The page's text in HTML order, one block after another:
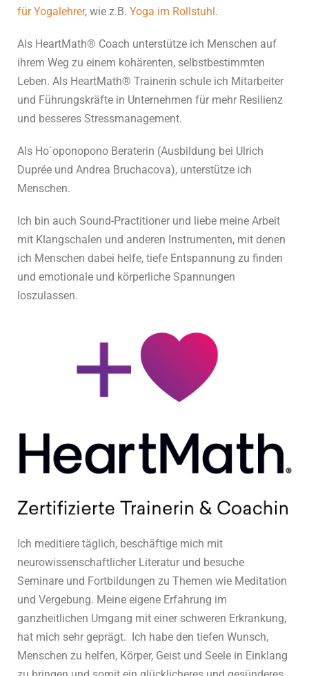
für Yogalehrer, wie z.B. Yoga im Rollstuhl.
Als HeartMath® Coach unterstütze ich Menschen auf
ihrem Weg zu einem kohärenten, selbstbestimmten
Leben. Als HeartMath® Trainerin schule ich Mitarbeiter
und Führungskräfte in Unternehmen für mehr Resilienz
und besseres Stressmanagement.
Als Ho`oponopono Beraterin (Ausbildung bei Ulrich
Duprée und Andrea Bruchacova), unterstütze ich
Menschen.
Ich bin auch Sound-Practitioner und liebe meine Arbeit
mit Klangschalen und anderen Instrumenten, mit denen
ich Menschen dabei helfe, tiefe Entspannung zu finden
und emotionale und körperliche Spannungen
loszulassen.
Ich meditiere täglich, beschäftige mich mit
neurowissenschaftlicher Literatur und besuche
Seminare und Fortbildungen zu Themen wie Meditation
und Vergebung. Meine eigene Erfahrung im
ganzheitlichen Umgang mit einer schweren Erkrankung,
hat mich sehr geprägt. Ich habe den tiefen Wunsch,
Menschen zu helfen, Körper, Geist und Seele in Einklang